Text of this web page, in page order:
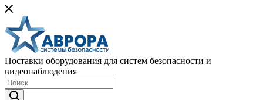
Поставки оборудования для систем безопасности и
видеонаблюдения